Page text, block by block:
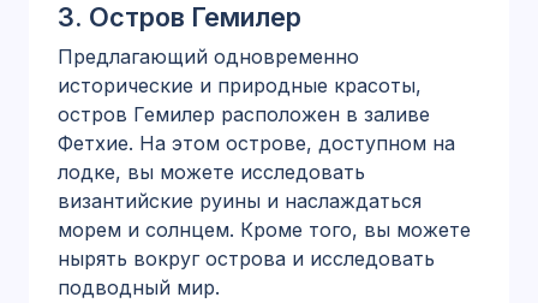
3. Остров Гемилер
Предлагающий одновременно
исторические и природные красоты,
остров Гемилер расположен в заливе
Фетхие. На этом острове, доступном на
лодке, вы можете исследовать
византийские руины и наслаждаться
морем и солнцем. Кроме того, вы можете
нырять вокруг острова и исследовать
подводный мир.